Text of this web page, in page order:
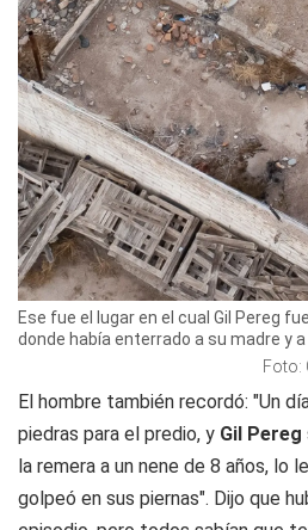
Ese fue el lugar en el cual Gil Pereg
donde había enterrado a su madre y
Foto:
El hombre también recordó: "Un
piedras para el predio, y Gil Pereg
la remera a un nene de 8 años, lo
golpeó en sus piernas". Dijo que